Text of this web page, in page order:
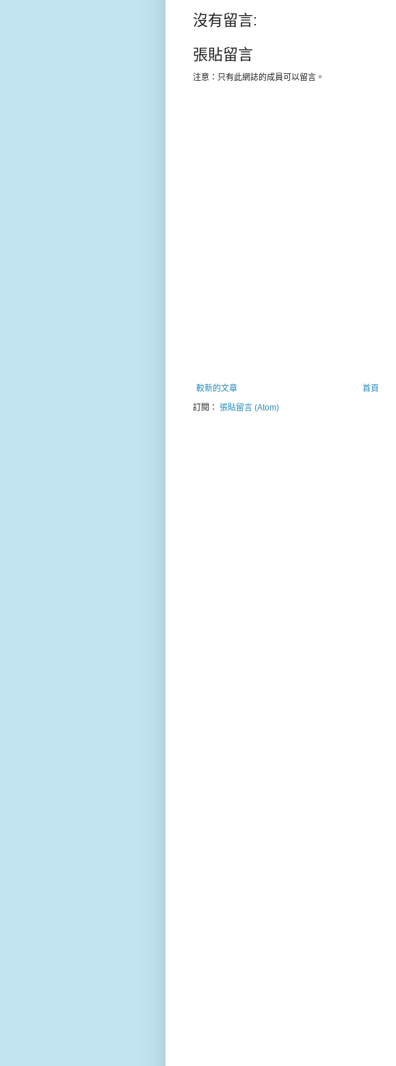
沒有留言:
張貼留言
注意：只有此網誌的成員可以留言。
較新的文章
首頁
訂閱： 張貼留言 (Atom)